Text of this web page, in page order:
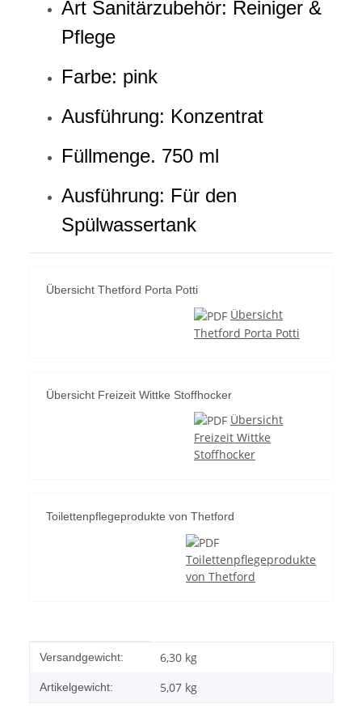
Art Sanitärzubehör: Reiniger &
Pflege
Farbe: pink
Ausführung: Konzentrat
Füllmenge. 750 ml
Ausführung: Für den
Spülwassertank
Übersicht Thetford Porta Potti
Übersicht
Thetford Porta Potti
Übersicht Freizeit Wittke Stoffhocker
Übersicht
Freizeit Wittke
Stoffhocker
Toilettenpflegeprodukte von Thetford
Toilettenpflegeprodukte
von Thetford
Produkteigenschaft
Wert
Versandgewicht: 6,30 kg
Artikelgewicht: 5,07 kg